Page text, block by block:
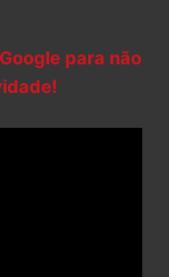
para não